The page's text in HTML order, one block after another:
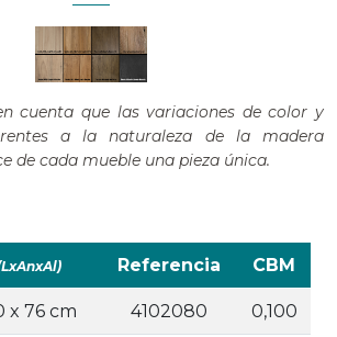
cuenta que las variaciones de color y
a la naturaleza de la madera
de cada mueble una pieza única.
Referencia CBM
x 76 cm 4102080 0,100